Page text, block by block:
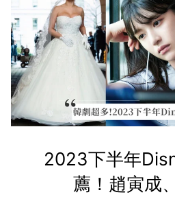
2023下半年
薦！趙寅成